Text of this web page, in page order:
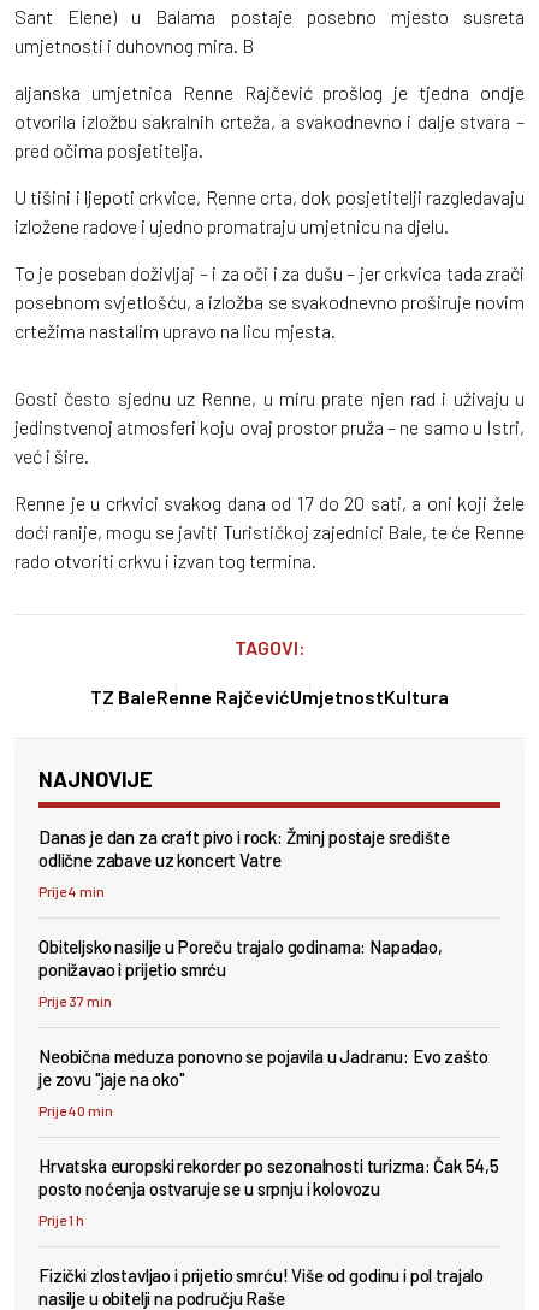
Sant Elene) u Balama postaje posebno mjesto susreta
umjetnosti i duhovnog mira. B
aljanska umjetnica Renne Rajčević prošlog je tjedna ondje
otvorila izložbu sakralnih crteža, a svakodnevno i dalje stvara –
pred očima posjetitelja.
U tišini i ljepoti crkvice, Renne crta, dok posjetitelji razgledavaju
izložene radove i ujedno promatraju umjetnicu na djelu.
To je poseban doživljaj – i za oči i za dušu – jer crkvica tada zrači
posebnom svjetlošću, a izložba se svakodnevno proširuje novim
crtežima nastalim upravo na licu mjesta.
Gosti često sjednu uz Renne, u miru prate njen rad i uživaju u
jedinstvenoj atmosferi koju ovaj prostor pruža – ne samo u Istri,
već i šire.
Renne je u crkvici svakog dana od 17 do 20 sati, a oni koji žele
doći ranije, mogu se javiti Turističkoj zajednici Bale, te će Renne
rado otvoriti crkvu i izvan tog termina.
TAGOVI:
TZ BaleRenne RajčevićUmjetnostKultura
NAJNOVIJE
Danas je dan za craft pivo i rock: Žminj postaje središte
odlične zabave uz koncert Vatre
Prije 4 min
Obiteljsko nasilje u Poreču trajalo godinama: Napadao,
ponižavao i prijetio smrću
Prije 37 min
Neobična meduza ponovno se pojavila u Jadranu: Evo zašto
je zovu "jaje na oko"
Prije 40 min
Hrvatska europski rekorder po sezonalnosti turizma: Čak 54,5
posto noćenja ostvaruje se u srpnju i kolovozu
Prije 1 h
Fizički zlostavljao i prijetio smrću! Više od godinu i pol trajalo
nasilje u obitelji na području Raše